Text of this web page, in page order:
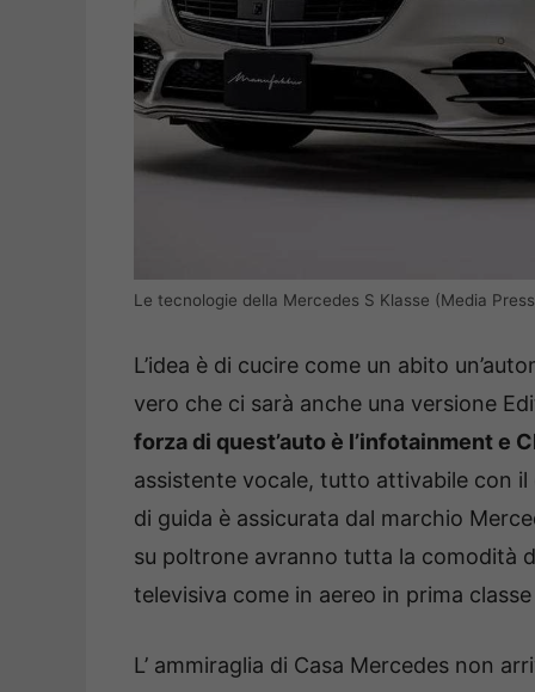
Le tecnologie della Mercedes S Klasse (Media
L’idea è di cucire come un abito
vero che ci sarà anche una versione
forza di quest’auto è l’infotainment e
assistente vocale, tutto attivabile con il
di guida è assicurata dal marchio
su poltrone avranno tutta la comodità
televisiva come in aereo in prima
L’ ammiraglia di Casa Mercedes non